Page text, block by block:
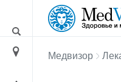
Медвизор